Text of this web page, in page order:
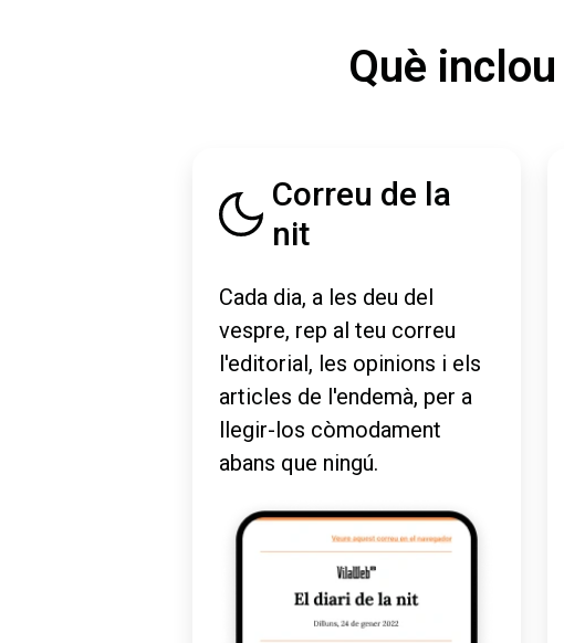
Què
Correu de la
nit
Cada dia, a les deu del
vespre, rep al teu correu
l'editorial, les opinions i els
articles de l'endemà, per a
llegir-los còmodament
abans que ningú.